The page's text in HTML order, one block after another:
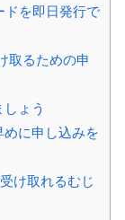
ドを即日発行で
取るための申
ょう
に申し込みを
け取れるむじ